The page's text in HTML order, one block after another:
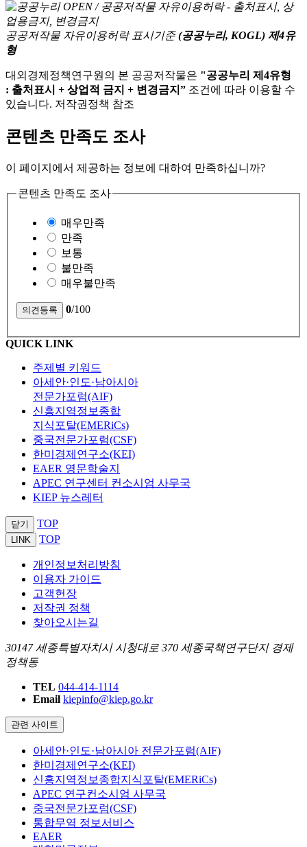
공공저작물 자유이용허락 표시기준 (공공누리, KOGL) 제4유
형
대외경제정책연구원의 본 공공저작물은 "공공누리 제4유형
: 출처표시 + 상업적 금지 + 변경금지” 조건에 따라 이용할 수
있습니다. 저작권정책 참조
콘텐츠 만족도 조사
이 페이지에서 제공하는 정보에 대하여 만족하십니까?
콘텐츠 만족도 조사
매우만족
만족
보통
불만족
매우불만족
0/100
QUICK LINK
주제별 키워드
아세안·인도·남아시아
전문가포럼(AIF)
신흥지역정보종합
지식포탈(EMERiCs)
중국전문가포럼(CSF)
한미경제연구소(KEI)
EAER 영문학술지
APEC 연구센터 컨소시엄 사무국
KIEP 뉴스레터
닫기 TOP
LINK TOP
개인정보처리방침
이용자 가이드
고객헌장
저작권 정책
찾아오시는길
30147 세종특별자치시 시청대로 370 세종국책연구단지 경제
정책동
TEL 044-414-1114
Email kiepinfo@kiep.go.kr
관련 사이트
아세안·인도·남아시아 전문가포럼(AIF)
한미경제연구소(KEI)
신흥지역정보종합지식포탈(EMERiCs)
APEC 연구컨소시엄 사무국
중국전문가포럼(CSF)
통합무역 정보서비스
EAER